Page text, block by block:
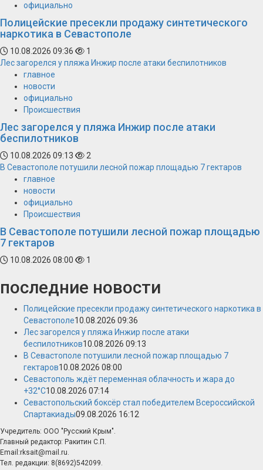
официально
Полицейские пресекли продажу синтетического
наркотика в Севастополе
10.08.2026 09:36
1
Лес загорелся у пляжа Инжир после атаки беспилотников
главное
новости
официально
Происшествия
Лес загорелся у пляжа Инжир после атаки
беспилотников
10.08.2026 09:13
2
В Севастополе потушили лесной пожар площадью 7 гектаров
главное
новости
официально
Происшествия
В Севастополе потушили лесной пожар площадью
7 гектаров
10.08.2026 08:00 1
последние новости
Полицейские пресекли продажу синтетического наркотика в
Севастополе10.08.2026 09:36
Лес загорелся у пляжа Инжир после атаки
беспилотников10.08.2026 09:13
В Севастополе потушили лесной пожар площадью 7
гектаров10.08.2026 08:00
Севастополь ждёт переменная облачность и жара до
+32°С10.08.2026 07:14
Севастопольский боксёр стал победителем Всероссийской
Спартакиады09.08.2026 16:12
Учредитель: ООО "Русский Крым".
Главный редактор: Ракитин С.П.
Email:rksait@mail.ru.
Тел. редакции: 8(8692)542099.